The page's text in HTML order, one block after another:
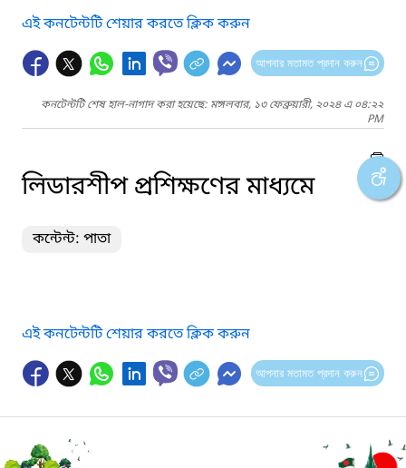
এই কনটেন্টটি শেয়ার করতে ক্লিক করুন
আপনার মতামত প্রদান করুন
কনটেন্টটি শেষ হাল-নাগাদ করা হয়েছে: মঙ্গলবার, ১৩ ফেব্রুয়ারী, ২০২৪ এ ০৪:২২
PM
লিডারশীপ প্রশিক্ষণের মাধ্যমে
কন্টেন্ট: পাতা
এই কনটেন্টটি শেয়ার করতে ক্লিক করুন
আপনার মতামত প্রদান করুন